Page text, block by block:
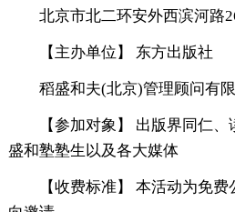
北京市北二环安外西滨河路
【主办单位】 东方出版社
稻盛和夫(北京)管理顾问有
【参加对象】 出版界同仁
盛和塾塾生以及各大媒体
【收费标准】 本活动为免